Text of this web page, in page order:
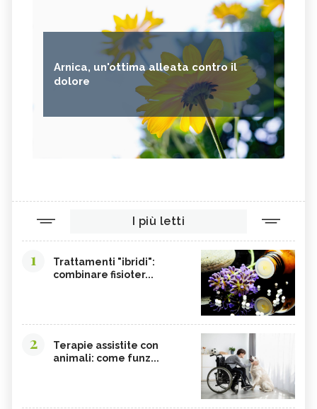
DIETOLOGIA, DESCRIZIONE E
BODYTALK, DESCRIZIONE E
UTILIZZO
ARMONIZZAZIONE PSICOSOMATICA,
Arnica, un'ottima alleata contro il
dolore
I più letti
1
Trattamenti "ibridi":
combinare fisioter...
2
Terapie assistite con
animali: come funz...